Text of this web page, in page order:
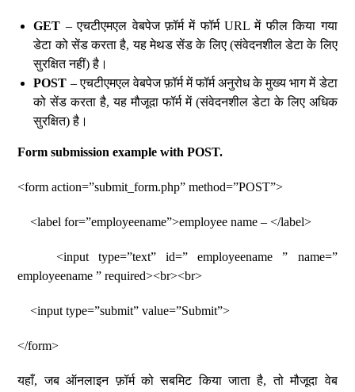
GET – एचटीएमएल वेबपेज फ़ॉर्म में फॉर्म URL में फील किया गया
डेटा को सेंड करता है, यह मेथड सेंड के लिए (संवेदनशील डेटा के लिए
सुरक्षित नहीं) है।
POST – एचटीएमएल वेबपेज फ़ॉर्म में फॉर्म अनुरोध के मुख्य भाग में डेटा
को सेंड करता है, यह मौजूदा फॉर्म में (संवेदनशील डेटा के लिए अधिक
सुरक्षित) है।
Form submission example with POST.
<form action=”submit_form.php” method=”POST”>
<label for=”employeename”>employee name – </label>
<input type=”text” id=” employeename ” name=”
employeename ” required><br><br>
<input type=”submit” value=”Submit”>
</form>
यहाँ, जब ऑनलाइन फ़ॉर्म को सबमिट किया जाता है, तो मौजूदा वेब